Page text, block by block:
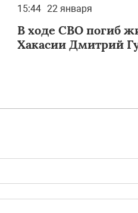
15:44 22 января
В ходе СВО погиб
Хакасии Дмитрий